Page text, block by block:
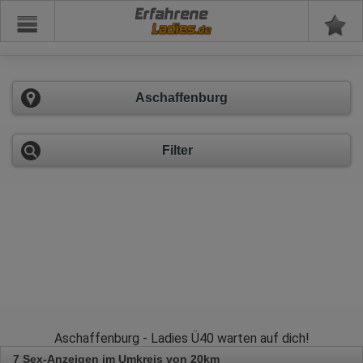
Erfahrene
Aschaffenburg
Filter
Aschaffenburg - Ladies Ü40 warten auf dich!
7 Sex-Anzeigen im Umkreis von 20km